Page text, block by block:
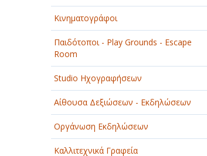
ΕΜΠΟΡΙΟ - ΕΜΠΟΡΙΚΑ ΚΑΤΑΣΤΗΜΑΤΑ
ΕΡΓΟΣΤΑΣΙΑ - ΒΙΟΜΗΧΑΝΙΕΣ
ΞΕΝΟΔΟΧΕΙΑ - ΤΟΥΡΙΣΜΟΣ
ΟΜΟΡΦΙΑ
ΠΑΡΟΧΗ ΥΠΗΡΕΣΙΩΝ
ΤΕΧΝΙΚΑ - ΚΑΤΑΣΚΕΥΑΣΤΙΚΑ
ΤΕΧΝΟΛΟΓΙΑ
Κινηματογράφοι
Παιδότοποι - Play Grounds - Escape
Room
Studio Ηχογραφήσεων
Αίθουσα Δεξιώσεων - Εκδηλώσεων
Οργάνωση Εκδηλώσεων
Καλλιτεχνικά Γραφεία